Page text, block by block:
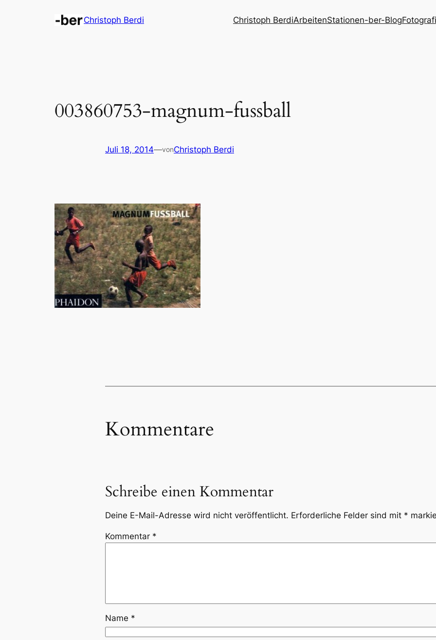
Christoph Berdi Christoph BerdiArbeitenStationen-ber-Blog
003860753-magnum-fussball
Juli 18, 2014—vonChristoph Berdi
Kommentare
Schreibe einen Kommentar
Deine E-Mail-Adresse wird nicht veröffentlicht. Erforderliche Felder sind mit *
Kommentar *
Name *